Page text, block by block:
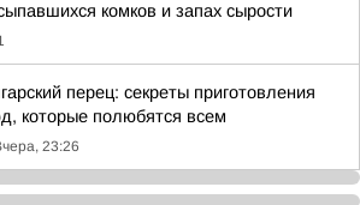
комков и запах сырости
перец: секреты приготовления
которые полюбятся всем
23:26